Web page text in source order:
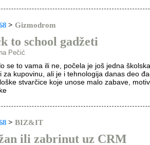
> Gizmodrom
to school gadžeti
Pečić
se to vama ili ne, počela je još jedna
za kupovinu, ali je i tehnologija danas deo
stvarčice koje unose malo zabave,
> BIZ&IT
ili zabrinut uz CRM